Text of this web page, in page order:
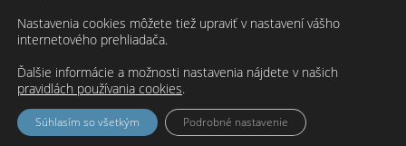
Nastavenia cookies môžete tiež upraviť v nastavení vášho
internetového prehliadača.
Ďalšie informácie a možnosti nastavenia nájdete v našich
pravidlách používania cookies.
Súhlasím so všetkým Podrobné nastavenie